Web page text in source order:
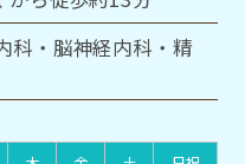
科・脳神経内科・精